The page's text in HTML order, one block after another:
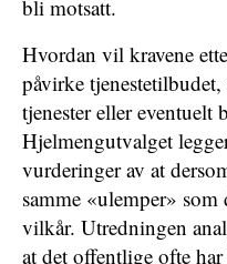
bli motsatt.
Hvordan vil kravene
påvirke
tjenester eller eventuelt
Hjelmengutvalget
vurderinger av at
samme «ulemper»
vilkår. Utredningen
at det offentlige ofte